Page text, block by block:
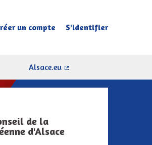
langue Sprache wählen
un compte S'identifier
Alsace.eu
de la
d'Alsace